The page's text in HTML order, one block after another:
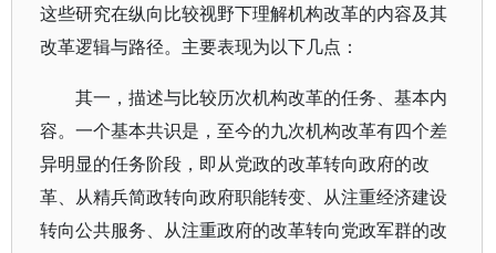
这些研究在纵向比较视野下理解机构改革的内容及其
改革逻辑与路径。主要表现为以下几点：
其一，描述与比较历次机构改革的任务、基本内
容。一个基本共识是，至今的九次机构改革有四个差
异明显的任务阶段，即从党政的改革转向政府的改
革、从精兵简政转向政府职能转变、从注重经济建设
转向公共服务、从注重政府的改革转向党政军群的改